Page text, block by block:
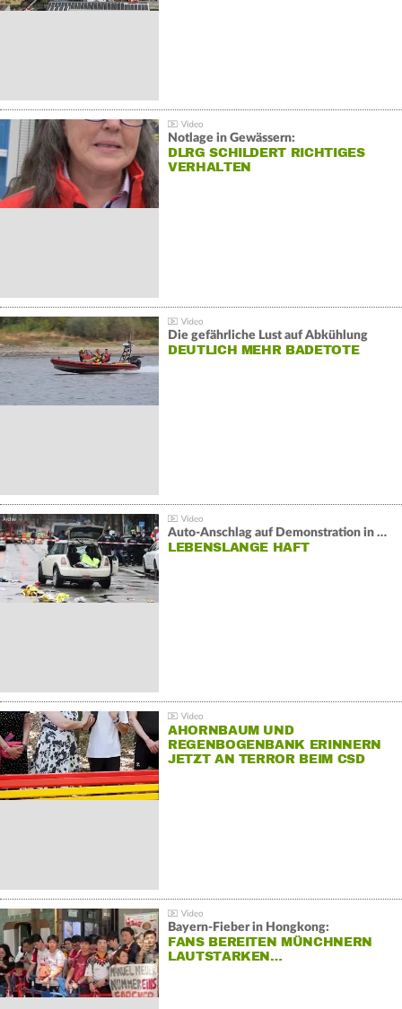
Notlage in Gewässern:
DLRG SCHILDERT RICHTIGES
VERHALTEN
Die gefährliche Lust auf Abkühlung
DEUTLICH MEHR BADETOTE
Auto-Anschlag auf Demonstration in München:
LEBENSLANGE HAFT
AHORNBAUM UND
REGENBOGENBANK ERINNERN
JETZT AN TERROR BEIM CSD
Bayern-Fieber in Hongkong:
FANS BEREITEN MÜNCHNERN
LAUTSTARKEN…